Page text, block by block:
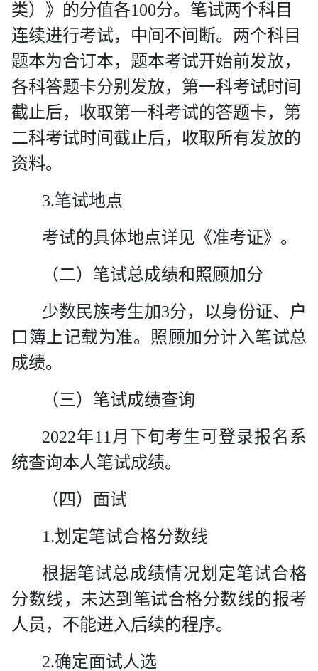
类）》的分值各100分。 笔试两个科目
连续进行考试，中间不间断。两个科目
题本为合订本，题本考试开始前发放，
各科答题卡分别发放，第一科考试时间
截止后，收取第一科考试的答题卡，第
二科考试时间截止后，收取所有发放的
资料。
3.笔试地点
考试的具体地点详见《准考证》。
（二）笔试总成绩和照顾加分
少数民族考生加3分，以身份证、户
口簿上记载为准。照顾加分计入笔试总
成绩。
（三）笔试成绩查询
2022年11 月下旬考生可登录报名系
统查询本人笔试成绩。
（四）面试
1.划定笔试合格分数线
根据笔试总成绩情况划定笔试合格
分数线， 未达到笔试合格分数线的报考
人员，不能进入后续的程序。
2.确定面试人选